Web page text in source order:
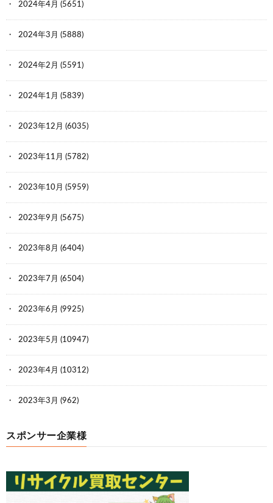
2024年4月 (5651)
2024年3月 (5888)
2024年2月 (5591)
2024年1月 (5839)
2023年12月 (6035)
2023年11月 (5782)
2023年10月 (5959)
2023年9月 (5675)
2023年8月 (6404)
2023年7月 (6504)
2023年6月 (9925)
2023年5月 (10947)
2023年4月 (10312)
2023年3月 (962)
スポンサー企業様